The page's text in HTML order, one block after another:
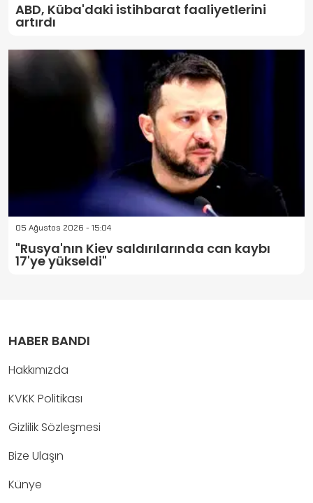
ABD, Küba'daki istihbarat faaliyetlerini
artırdı
05 Ağustos 2026 - 15:04
"Rusya'nın Kiev saldırılarında can kaybı
17'ye yükseldi"
HABER BANDI
Hakkımızda
KVKK Politikası
Gizlilik Sözleşmesi
Bize Ulaşın
Künye